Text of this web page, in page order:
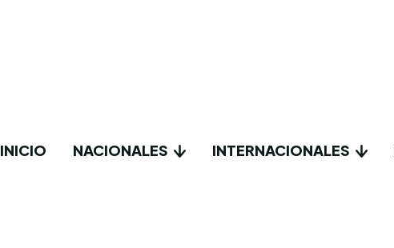
INICIO NACIONALES INTERNACIONALES